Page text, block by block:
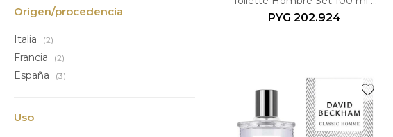
Miniatura 10 ml
PYG 202.924
Origen/procedencia
Italia (2)
Francia (2)
España (3)
Uso